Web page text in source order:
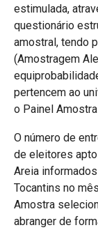
estimulada,
questionário
amostral, tendo
(Amostragem
pertencem ao
o Painel
O número de
de eleitores
Areia
Tocantins no
Amostra
abranger de